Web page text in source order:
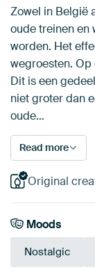
Zowel in België
oude treinen en
worden. Het
wegroesten. Op
Dit is een
niet groter dan
oude…
Read more
Original
Moods
Nostalgic